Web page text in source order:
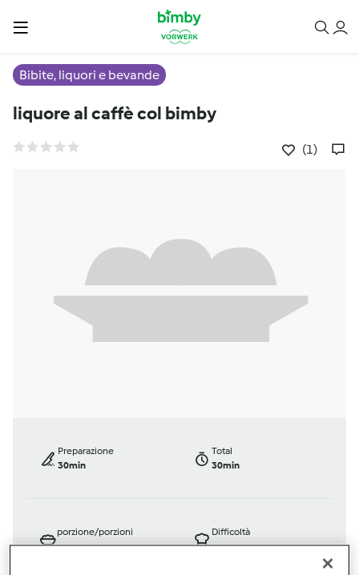
Bibite, liquori e bevande
liquore al caffè col bimby
(1)
Preparazione
30min
Total
30min
porzione/porzioni
----
Difficoltà
--